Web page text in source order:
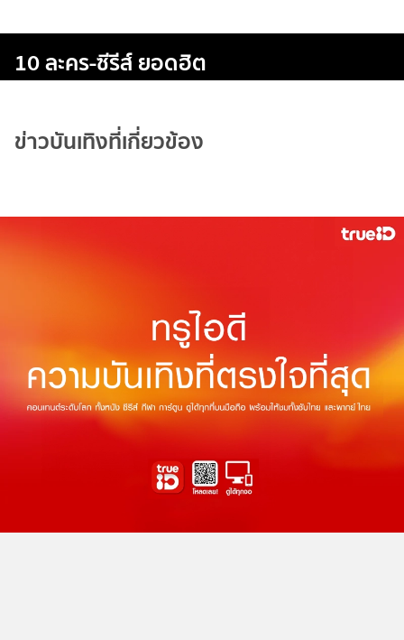
10 ละคร-ซีรีส์ ยอดฮิต
ข่าวบันเทิงที่เกี่ยวข้อง